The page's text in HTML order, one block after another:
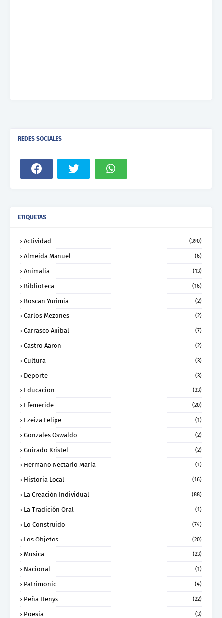
REDES SOCIALES
ETIQUETAS
Actividad (390)
Almeida Manuel (6)
Animalia (13)
Biblioteca (16)
Boscan Yurimia (2)
Carlos Mezones (2)
Carrasco Anibal (7)
Castro Aaron (2)
Cultura (3)
Deporte (3)
Educacion (33)
Efemeride (20)
Ezeiza Felipe (1)
Gonzales Oswaldo (2)
Guirado Kristel (2)
Hermano Nectario Maria (1)
Historia Local (16)
La Creación Individual (88)
La Tradición Oral (1)
Lo Construido (74)
Los Objetos (20)
Musica (23)
Nacional (1)
Patrimonio (4)
Peña Henys (22)
Poesia (3)